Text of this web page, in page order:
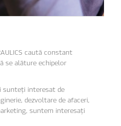
caută constant
se alăture echipelor
sunteți interesat de
dezvoltare de afaceri,
suntem interesați